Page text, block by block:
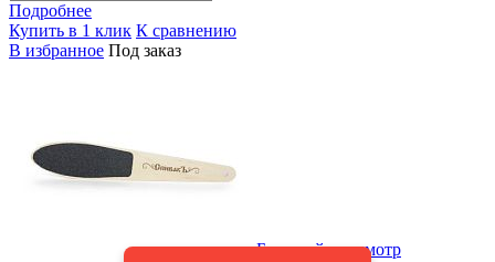
Подробнее
Купить в 1 клик К сравнению
В избранное Под заказ
Быстрый просмотр